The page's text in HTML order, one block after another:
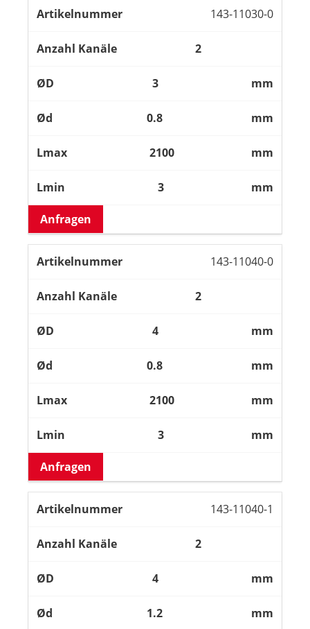
143-11030-0
2
3 mm
0.8 mm
2100 mm
3 mm
Anfragen
143-11040-0
2
4 mm
0.8 mm
2100 mm
3 mm
Anfragen
143-11040-1
2
4 mm
1.2 mm